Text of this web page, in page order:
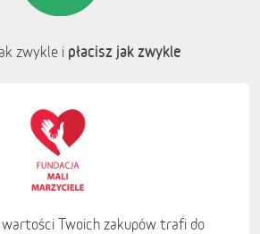
zwykle i płacisz jak zwykle
wartości Twoich zakupów trafi do